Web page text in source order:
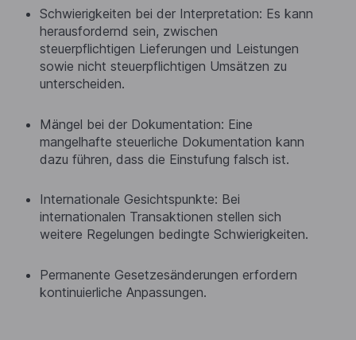
Schwierigkeiten bei der Interpretation: Es kann
herausfordernd sein, zwischen
steuerpflichtigen Lieferungen und Leistungen
sowie nicht steuerpflichtigen Umsätzen zu
unterscheiden.
Mängel bei der Dokumentation: Eine
mangelhafte steuerliche Dokumentation kann
dazu führen, dass die Einstufung falsch ist.
Internationale Gesichtspunkte: Bei
internationalen Transaktionen stellen sich
weitere Regelungen bedingte Schwierigkeiten.
Permanente Gesetzesänderungen erfordern
kontinuierliche Anpassungen.